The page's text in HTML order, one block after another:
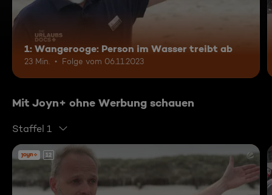
1: Wangerooge: Person im Wasser treibt ab
23 Min. Folge vom 06.11.2023
Mit Joyn+ ohne Werbung schauen
Staffel 1
12